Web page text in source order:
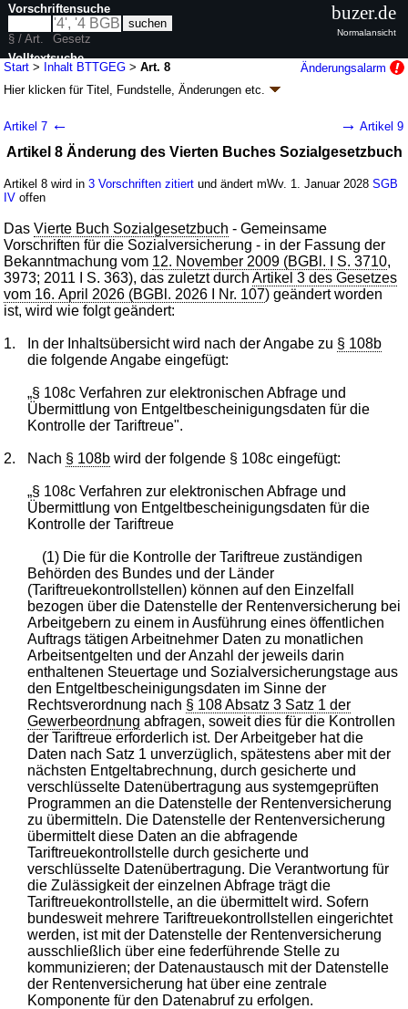
Start > Inhalt BTTGEG >Art. 8
Änderungsalarm
Hier klicken fürTitel, Fundstelle, Änderungen etc.
G. v. 27.04.2026
sieheArtikel 10
wird in 8 Vorschriften zitiert
Artikel 7 ← → Artikel 9
Artikel 8 Änderung des Vierten Buches Sozialgesetzbuch
Artikel 8 wird in3 Vorschriften zitiert und ändert mWv. 1. Januar 2028SGB
IV offen
DasVierte Buch Sozialgesetzbuch - Gemeinsame
Vorschriften für die Sozialversicherung - in der Fassung der
Bekanntmachung vom 12. November 2009 (BGBl. I S. 3710,
3973; 2011 I S. 363), das zuletzt durchArtikel 3 des Gesetzes
vom 16. April 2026 (BGBl. 2026 I Nr. 107) geändert worden
ist, wird wie folgt geändert:
1. In der Inhaltsübersicht wird nach der Angabe zu § 108b
die folgende Angabe eingefügt:
„§ 108c Verfahren zur elektronischen Abfrage und
Übermittlung von Entgeltbescheinigungsdaten für die
Kontrolle der Tariftreue".
2. Nach § 108b wird der folgende § 108c eingefügt:
„§ 108c Verfahren zur elektronischen Abfrage und
Übermittlung von Entgeltbescheinigungsdaten für die
Kontrolle der Tariftreue
(1) Die für die Kontrolle der Tariftreue zuständigen
Behörden des Bundes und der Länder
(Tariftreuekontrollstellen) können auf den Einzelfall
bezogen über die Datenstelle der Rentenversicherung bei
Arbeitgebern zu einem in Ausführung eines öffentlichen
Auftrags tätigen Arbeitnehmer Daten zu monatlichen
Arbeitsentgelten und der Anzahl der jeweils darin
enthaltenen Steuertage und Sozialversicherungstage aus
den Entgeltbescheinigungsdaten im Sinne der
Rechtsverordnung nach § 108 Absatz 3 Satz 1 der
Gewerbeordnung abfragen, soweit dies für die Kontrollen
der Tariftreue erforderlich ist. Der Arbeitgeber hat die
Daten nach Satz 1 unverzüglich, spätestens aber mit der
nächsten Entgeltabrechnung, durch gesicherte und
verschlüsselte Datenübertragung aus systemgeprüften
Programmen an die Datenstelle der Rentenversicherung
zu übermitteln. Die Datenstelle der Rentenversicherung
übermittelt diese Daten an die abfragende
Tariftreuekontrollstelle durch gesicherte und
verschlüsselte Datenübertragung. Die Verantwortung für
die Zulässigkeit der einzelnen Abfrage trägt die
Tariftreuekontrollstelle, an die übermittelt wird. Sofern
bundesweit mehrere Tariftreuekontrollstellen eingerichtet
werden, ist mit der Datenstelle der Rentenversicherung
ausschließlich über eine federführende Stelle zu
kommunizieren; der Datenaustausch mit der Datenstelle
der Rentenversicherung hat über eine zentrale
Komponente für den Datenabruf zu erfolgen.
Vorschriftensuche
§ / Art.
Gesetz
Volltextsuche
nur in BTTGEG
buzer.de
Normalansicht